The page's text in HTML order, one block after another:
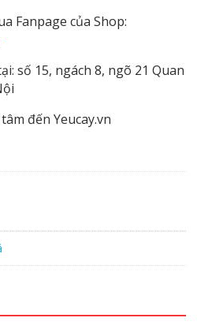
Fanpage của Shop:
số 15, ngách 8, ngõ 21 Quan
đến Yeucay.vn